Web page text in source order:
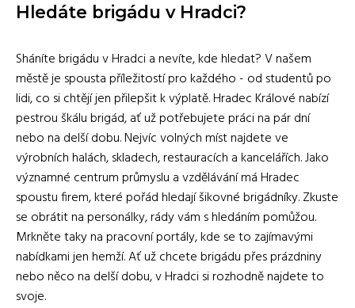
Hledáte brigádu v Hradci?
Sháníte brigádu v Hradci a nevíte, kde hledat? V našem
městě je spousta příležitostí pro každého - od studentů po
lidi, co si chtějí jen přilepšit k výplatě. Hradec Králové nabízí
pestrou škálu brigád, ať už potřebujete práci na pár dní
nebo na delší dobu. Nejvíc volných míst najdete ve
výrobních halách, skladech, restauracích a kancelářích. Jako
významné centrum průmyslu a vzdělávání má Hradec
spoustu firem, které pořád hledají šikovné brigádníky. Zkuste
se obrátit na personálky, rády vám s hledáním pomůžou.
Mrkněte taky na pracovní portály, kde se to zajímavými
nabídkami jen hemží. Ať už chcete brigádu přes prázdniny
nebo něco na delší dobu, v Hradci si rozhodně najdete to
svoje.